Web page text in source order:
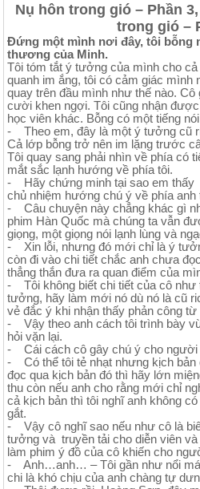
Nụ hôn trong gió – Phần
trong gió –
Đứng một mình nơi đây, tôi bỗng
thương của Minh.
Tôi tóm tắt ý tưởng của mình cho
quanh im ắng, tôi có cảm giác mình
quay trên đầu mình như thế nào. Cô
cười khen ngợi. Tôi cũng nhận
học viên khác. Bỗng có một tiếng
- Theo em, đây là một ý tưởng cũ
Cả lớp bỗng trở nên im lặng trước
Tôi quay sang phải nhìn về phía có
mắt sắc lạnh hướng về phía tôi.
- Hãy chứng minh tại sao em thấy
chủ nhiệm hướng chú ý về phía anh
- Câu chuyện này chẳng khác gì
phim Hàn Quốc mà chúng ta vẫn
giọng, một giọng nói lạnh lùng và
- Xin lỗi, nhưng đó mới chỉ là ý
còn đi vào chi tiết chắc anh chưa
thẳng thắn đưa ra quan điểm của
- Tôi không biết chi tiết của cô như
tưởng, hãy làm mới nó dù nó là cũ
vẻ đắc ý khi nhận thấy phản công từ
- Vậy theo anh cách tôi trình bày
hỏi vặn lại.
- Cái cách cô gây chú ý cho người
- Có thể tôi tẻ nhạt nhưng kịch bản
đọc qua kịch bản đó thì hãy lớn
thu còn nếu anh cho rằng mới chỉ
cả kịch bản thì tôi nghĩ anh không
gắt.
- Vậy cô nghĩ sao nếu như cô là
tưởng và truyền tải cho diễn viên
làm phim ý đồ của cô khiến cho
- Anh…anh… – Tôi gần như nổi
chi là khó chịu của anh chàng tự